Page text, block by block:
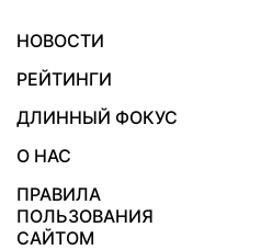
НОВОСТИ
РЕЙТИНГИ
ДЛИННЫЙ ФОКУС
О НАС
ПРАВИЛА
ПОЛЬЗОВАНИЯ
САЙТОМ